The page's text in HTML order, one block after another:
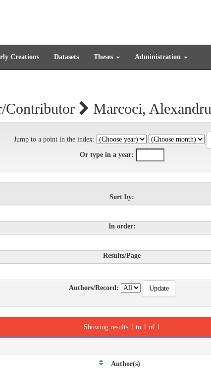
Creations Datasets Theses Administration
Contributor Marcoci, Alexandru
Jump to a point in the index:
Or type in a year:
Sort by:
In order:
Results/Page
Authors/Record:
Showing results 1 to 1 of 1
Author(s)